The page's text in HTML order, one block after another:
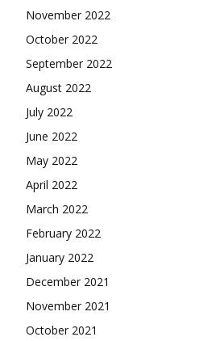
November 2022
October 2022
September 2022
August 2022
July 2022
June 2022
May 2022
April 2022
March 2022
February 2022
January 2022
December 2021
November 2021
October 2021